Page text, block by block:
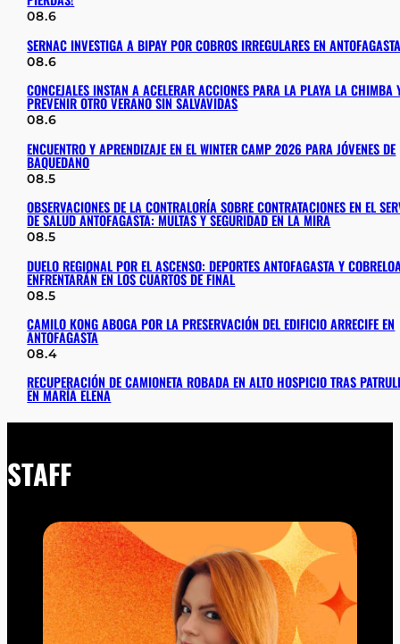
08.6
SERNAC INVESTIGA A BIPAY POR COBROS IRREGULARES EN
08.6
CONCEJALES INSTAN A ACELERAR ACCIONES PARA LA PLAYA LA CHIMBA
PREVENIR OTRO VERANO SIN SALVAVIDAS
08.6
ENCUENTRO Y APRENDIZAJE EN EL WINTER CAMP 2026 PARA JÓVENES DE
BAQUEDANO
08.5
OBSERVACIONES DE LA CONTRALORÍA SOBRE CONTRATACIONES EN EL
DE SALUD ANTOFAGASTA: MULTAS Y SEGURIDAD EN LA MIRA
08.5
DUELO REGIONAL POR EL ASCENSO: DEPORTES ANTOFAGASTA Y
ENFRENTARÁN EN LOS CUARTOS DE FINAL
08.5
CAMILO KONG ABOGA POR LA PRESERVACIÓN DEL EDIFICIO ARRECIFE EN
ANTOFAGASTA
08.4
RECUPERACIÓN DE CAMIONETA ROBADA EN ALTO HOSPICIO TRAS
EN MARÍA ELENA
STAFF